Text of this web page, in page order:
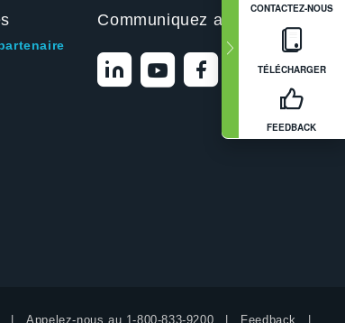
CONTACTEZ-NOUS
TÉLÉCHARGER
FEEDBACK
Communiquez avec nous
Appelez-nous au 1-800-833-9200 Feedback